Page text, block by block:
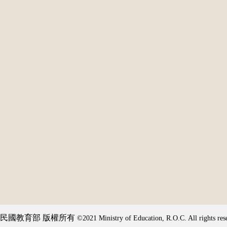
國教育部 版權所有 ©2021 Ministry of Education, R.O.C. All rights